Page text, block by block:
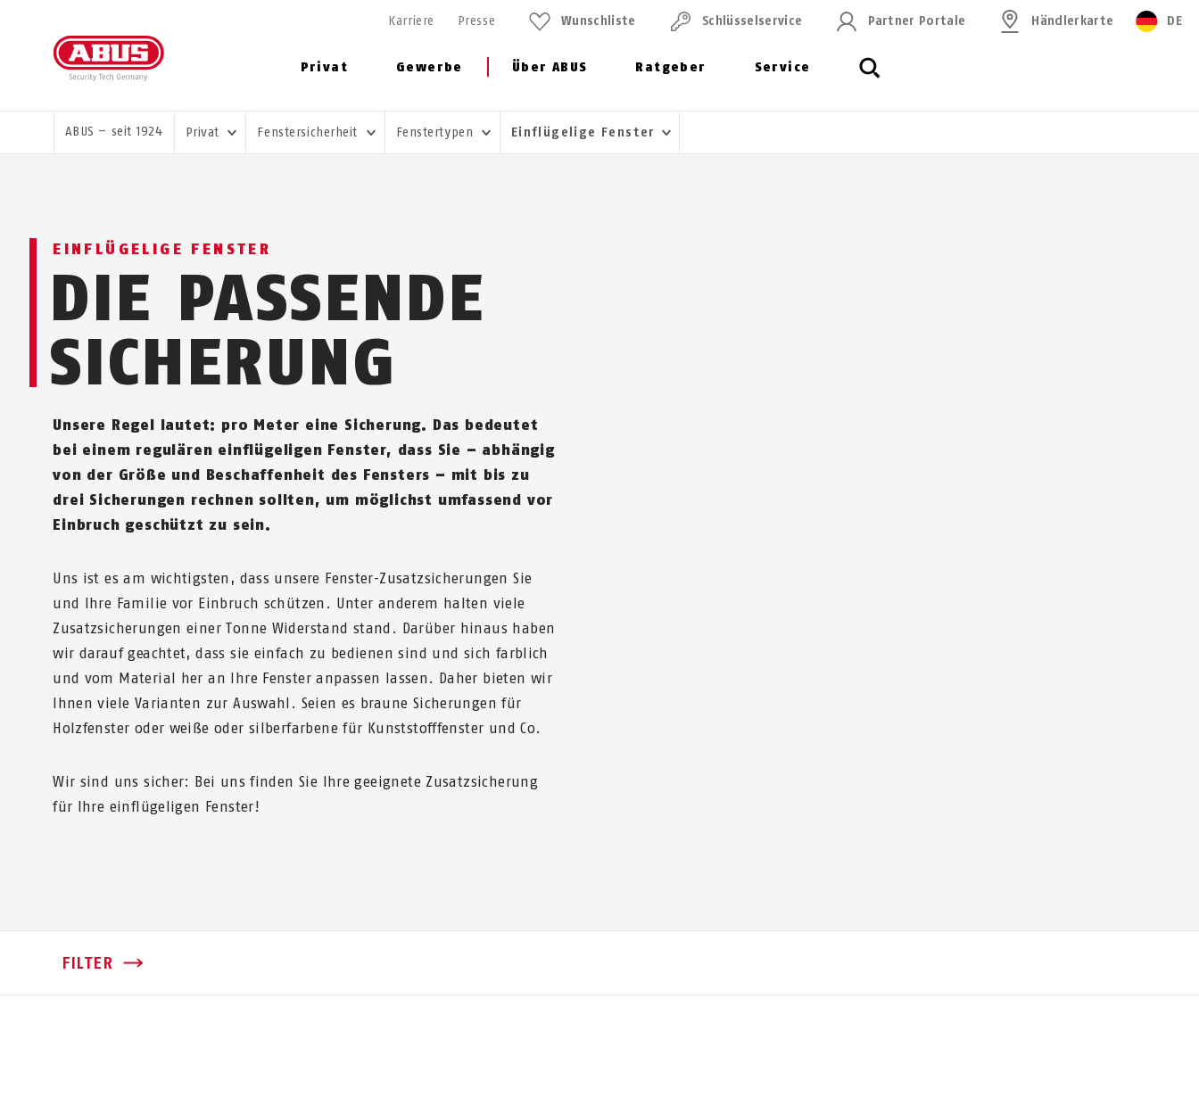
Privat Gewerbe Über ABUS Ratgeber Service
Karriere Presse Wunschliste Schlüssel­service Partner Portale Händlerkarte DE
SIE SIND HIER:
ABUS – seit 1924 Privat Fenstersicherheit Fenstertypen Einflügelige Fenster
EINFLÜGELIGE FENSTER
DIE PASSENDE
SICHERUNG
Unsere Regel lautet: pro Meter eine Sicherung. Das bedeutet
bei einem regulären einflügeligen Fenster, dass Sie – abhängig
von der Größe und Beschaffenheit des Fensters – mit bis zu
drei Sicherungen rechnen sollten, um möglichst umfassend vor
Einbruch geschützt zu sein.
Uns ist es am wichtigsten, dass unsere Fenster-Zusatzsicherungen Sie
und Ihre Familie vor Einbruch schützen. Unter anderem halten viele
Zusatzsicherungen einer Tonne Widerstand stand. Darüber hinaus haben
wir darauf geachtet, dass sie einfach zu bedienen sind und sich farblich
und vom Material her an Ihre Fenster anpassen lassen. Daher bieten wir
Ihnen viele Varianten zur Auswahl. Seien es braune Sicherungen für
Holzfenster oder weiße oder silberfarbene für Kunststofffenster und Co.
Wir sind uns sicher: Bei uns finden Sie Ihre geeignete Zusatzsicherung
für Ihre einflügeligen Fenster!
FILTER